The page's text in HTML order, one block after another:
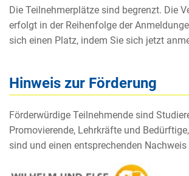
Die Teilnehmerplätze sind begrenzt. Die
erfolgt in der Reihenfolge der
sich einen Platz, indem Sie sich jetzt
Hinweis zur Förderung
Förderwürdige Teilnehmende sind
Promovierende, Lehrkräfte und
sind und einen entsprechenden Nachweis